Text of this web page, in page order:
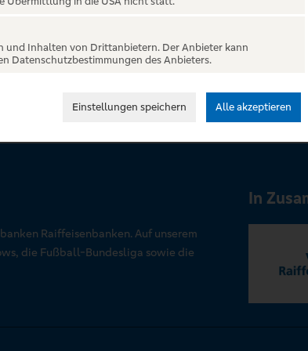
Raiffeisenbanken. Auf unserem
die Fußball-Bundesliga sowie die
In
und Inhalten von Drittanbietern. Der Anbieter kann
Datenschutzbestimmungen des Anbieters.
Einstellungen speichern Alle akzeptieren